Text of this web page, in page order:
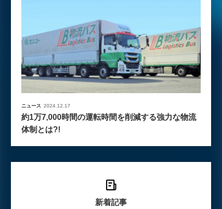
ニュース 2024.12.17
約1万7,000時間の運転時間を削減する強力な物流
体制とは?!
新着記事